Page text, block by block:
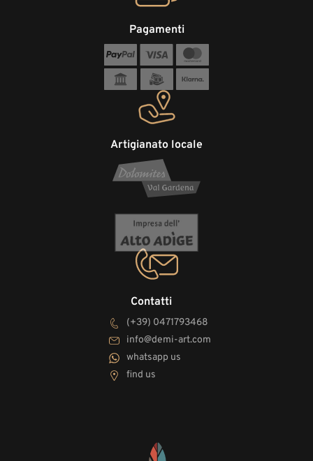
Contatti
(+39) 0471793468
info@demi-art.com
whatsapp us
find us
Artigianato locale
Pagamenti